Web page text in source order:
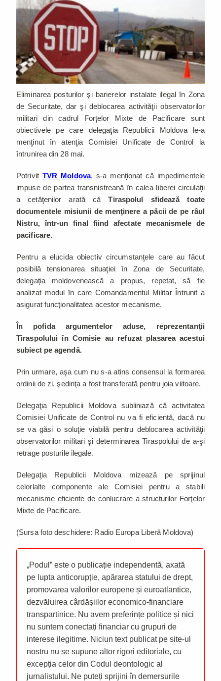
Eliminarea posturilor şi barierelor instalate ilegal în Zona
de Securitate, dar şi deblocarea activităţii observatorilor
militari din cadrul Forţelor Mixte de Pacificare sunt
obiectivele pe care delegaţia Republicii Moldova le-a
menţinut în atenţia Comisiei Unificate de Control la
întrunirea din 28 mai.
Potrivit TVR Moldova, s-a menţionat că impedimentele
impuse de partea transnistreană în calea liberei circulaţii
a cetăţenilor arată căTiraspolul sfidează toate
documentele misiunii de menţinere a păcii de pe râul
Nistru, într-un final fiind afectate mecanismele de
pacificare.
Pentru a elucida obiectiv circumstanţele care au făcut
posibilă tensionarea situaţiei în Zona de Securitate,
delegaţia moldovenească a propus, repetat, să fie
analizat modul în care Comandamentul Militar Întrunit a
asigurat funcţionalitatea acestor mecanisme.
În pofida argumentelor aduse, reprezentanţii
Tiraspolului în Comisie au refuzat plasarea acestui
subiect pe agendă.
Prin urmare, aşa cum nu s-a atins consensul la formarea
ordinii de zi, şedinţa a fost transferată pentru joia viitoare.
Delegaţia Republicii Moldova subliniază că activitatea
Comisiei Unificate de Control nu va fi eficientă, dacă nu
se va găsi o soluţie viabilă pentru deblocarea activităţii
observatorilor militari şi determinarea Tiraspolului de a-şi
retrage posturile ilegale.
Delegaţia Republicii Moldova mizează pe sprijinul
celorlalte componente ale Comisiei pentru a stabili
mecanisme eficiente de conlucrare a structurilor Forţelor
Mixte de Pacificare.
(Sursa foto deschidere: Radio Europa Liberă Moldova)
„Podul” este o publicație independentă, axată
pe lupta anticorupție, apărarea statului de drept,
promovarea valorilor europene și euroatlantice,
dezvăluirea cârdășiilor economico-financiare
transpartinice. Nu avem preferințe politice și nici
nu suntem conectați financiar cu grupuri de
interese ilegitime. Niciun text publicat pe site-ul
nostru nu se supune altor rigori editoriale, cu
excepția celor din Codul deontologic al
jurnalistului. Ne puteți sprijini în demersurile